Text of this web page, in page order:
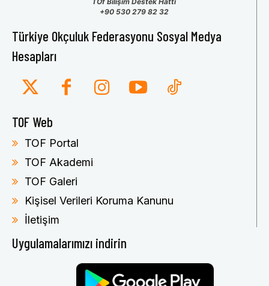
+90 530 279 82 32
Türkiye Okçuluk Federasyonu Sosyal Medya
Hesapları
TOF Web
TOF Portal
TOF Akademi
TOF Galeri
Kişisel Verileri Koruma Kanunu
İletişim
Uygulamalarımızı indirin